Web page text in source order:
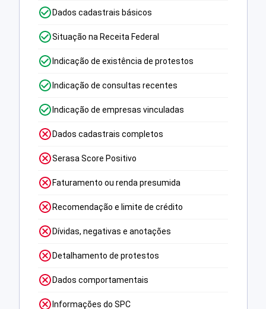
Dados cadastrais básicos
Situação na Receita Federal
Indicação de existência de protestos
Indicação de consultas recentes
Indicação de empresas vinculadas
Dados cadastrais completos
Serasa Score Positivo
Faturamento ou renda presumida
Recomendação e limite de crédito
Dívidas, negativas e anotações
Detalhamento de protestos
Dados comportamentais
Informações do SPC